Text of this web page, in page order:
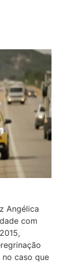
Angélica
com
caso que